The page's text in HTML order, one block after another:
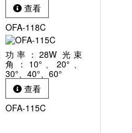
查看
OFA-118C
功率：28W 光束
角：10°、20°、
30°、40°、60°
查看
OFA-115C